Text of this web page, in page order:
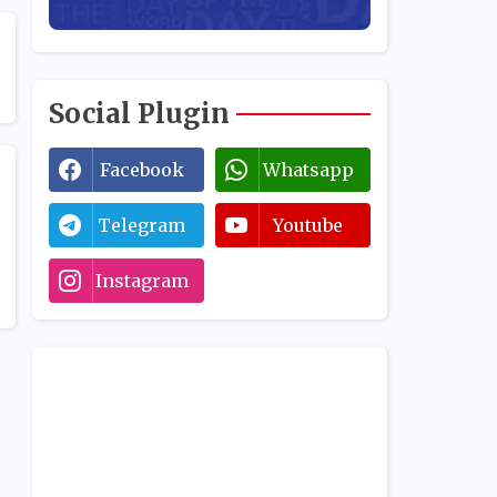
Social Plugin
Facebook Whatsapp
Telegram Youtube
Instagram